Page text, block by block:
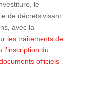
le
de décrets visant
avec la
les traitements de
l’inscription du
officiels